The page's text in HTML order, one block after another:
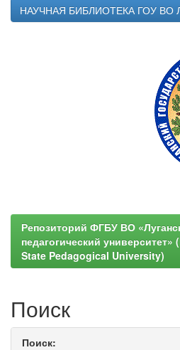
НАУЧНАЯ БИБЛИОТЕКА ГОУ ВО
Репозиторий ФГБУ ВО
педагогический
State Pedagogical University)
Поиск
Поиск: